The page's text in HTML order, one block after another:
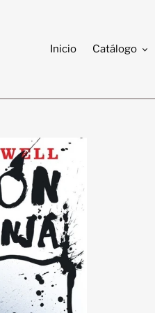
Inicio Catálogo